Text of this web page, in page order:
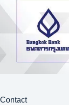
Contact